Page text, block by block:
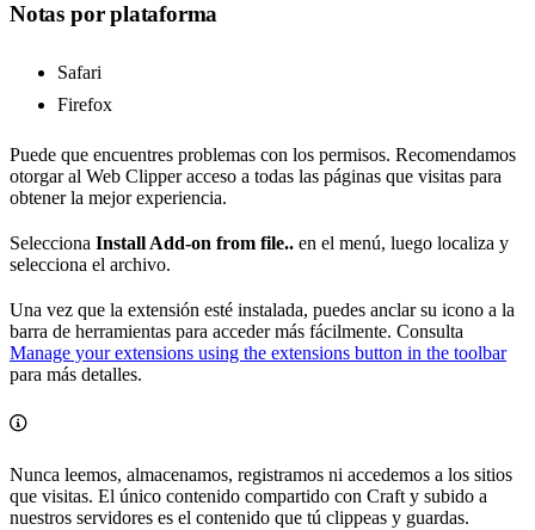
Notas por plataforma
Safari
Firefox
Puede que encuentres problemas con los permisos. Recomendamos
otorgar al Web Clipper acceso a todas las páginas que visitas para
obtener la mejor experiencia.
Selecciona Install Add-on from file.. en el menú, luego localiza y
selecciona el archivo.
Una vez que la extensión esté instalada, puedes anclar su icono a la
barra de herramientas para acceder más fácilmente. Consulta
Manage your extensions using the extensions button in the toolbar
para más detalles.
Nunca leemos, almacenamos, registramos ni accedemos a los sitios
que visitas. El único contenido compartido con Craft y subido a
nuestros servidores es el contenido que tú clippeas y guardas.